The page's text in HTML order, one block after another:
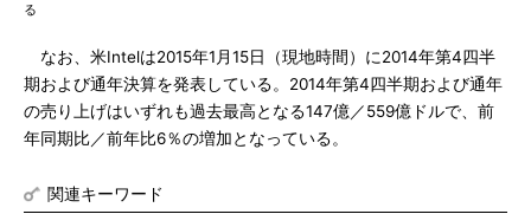
る
なお、米Intelは2015年1月15日（現地時間）に2014年第4四半
期および通年決算を発表している。2014年第4四半期および通年
の売り上げはいずれも過去最高となる147億／559億ドルで、前
年同期比／前年比6％の増加となっている。
関連キーワード